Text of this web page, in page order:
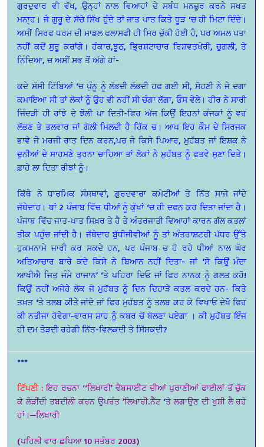
ਗੁਰਦੁਵਾਰ ਵੀ ਵੱਖ, ਉਨ੍ਹਾਂ ਨਾਲ ਵਿਆਹਾਂ ਦੇ ਸਬੰਧ ਮਨਜ਼ੂਰ ਕਰਨੇ ਸਖਤ
ਮਨਾ੍ਹ। ਜੇ ਗੁਰੂ ਦੇ ਸੱਚੇ ਸਿੱਖ ਹੁੰਦੇ ਤਾਂ ਜਾਤ ਪਾਤ ਕਿਤੇ ਧੂੜ ‘ਚ ਹੀ ਮਿਟਾ ਦਿੰਦੇ।
ਅਸੀਂ ਸਿਰਫ ਧਰਮ ਦੀ ਮਾਡਲ ਫਲਾਸਫੀ ਹੀ ਸਿਰ ਚੁੱਕੀ ਹੋਈ ਹੈ, ਪਰ ਅਮਲ ਪਤਾ
ਨਹੀਂ ਕਦੋਂ ਸੁਰੂ ਕਰਾਂਗੇ। ਹੰਕਾਰ,ਝੂਠ, ਭ੍ਰਿਸ਼ਟਾਚਾਰ ਰਿਸ਼ਵਤਖੋਰੀ, ਚੁਗਲੀ, ਤੇ
ਨਿੰਦਿਆ, ਚ ਅਸੀਂ ਸਭ ਤੋਂ ਅੱਗੇ ਹਾਂ-
ਕਦੇ ਸੱਸੀ ਟਿੱਬਿਆਂ ‘ਚ ਪੁੰਨੂ ਨੂੰ ਲੱਭਦੀ ਲੱਭਦੀ ਹਫ ਗਈ ਸੀ, ਸੋਹਣੀ ਨੇ ਜੇ ਦਗਾ
ਕਮਾਇਆ ਸੀ ਤਾਂ ਲੋਕਾਂ ਨੂੰ ਉਹ ਵੀ ਨਹੀਂ ਸੀ ਚੰਗਾ ਲੱਗਾ, ਓਸ ਵੇਲੇ। ਹੀਰ ਨੇ ਸਾਰੀ
ਜਿੰਦੜੀ ਹੀ ਰਾਂਝੇ ਦੇ ਝੋਲੀ ਪਾ ਦਿਤੀ-ਫਿਰ ਅੱਜ ਕਿਉਂ ਇਹਨਾਂ ਕੰਜਕਾਂ ਨੂੰ ਵਰ
ਲੱਭਣ ਤੇ ਤਲਵਾਰ ਜਾਂ ਗੋਲੀ ਮਿਲਦੀ ਹੈ ਹਿੱਕ ਚ। ਆਪ ਇਹ ਕੌਮ ਦੇ ਸਿਰਜਕ
ਭਾਵੇ ਜੋ ਮਰਜੀ ਰਾਤ ਦਿਨ ਕਰਨ,ਪਰ ਜੇ ਕਿਸੇ ਪਿਆਰ, ਮੁਹੱਬਤ ਜਾਂ ਇਸ਼ਕ ਨੇ
ਦੁਨੀਆਂ ਦੇ ਸਾਹਮਣੇ ਤੁਰਨਾ ਚਾਹਿਆ ਤਾਂ ਲੋਕਾਂ ਨੇ ਮੁਹੱਬਤ ਨੂੰ ਫਤਵੇ ਸੁਣਾ ਦਿਤੇ।
ਫ਼ਾਹੇ ਲਾ ਦਿਤਾ ਰੀਝਾਂ ਨੂੰ।
ਕਿੱਥੇ ਨੇ ਧਾਰਮਿਕ ਸੰਸਥਾਵਾਂ, ਗੁਰਦਵਾਰਾ ਕਮੇਟੀਆਂ ਤੇ ਨਿੱਤ ਸਾਜੇ ਜਾਂਦੇ
ਜੱਥੇਦਾਰ। ਥਾਂ 2 ਪੰਜਾਬ ਵਿੱਚ ਧੀਆਂ ਨੂੰ ਕੁੱਖਾਂ ‘ਚ ਹੀ ਦਫਨ ਕਰ ਦਿਤਾ ਜਾਂਦਾ ਹੈ।
ਪੰਜਾਬ ਵਿੱਚ ਜਾਤ-ਪਾਤ ਸਿਖ਼ਰ ਤੇ ਹੈ ਤੇ ਅੰਤਰਜਾਤੀ ਵਿਆਹਾਂ ਕਾਰਨ ਗੱਲ ਕਤਲਾਂ
ਤੀਕ ਪਹੁੰਚ ਜਾਂਦੀ ਹੈ। ਜੱਥੇਦਾਰ ਬੁੱਧੀਜੀਵੀਆਂ ਨੂੰ ਤਾਂ ਅੰਤਰਾਸ਼ਟਰੀ ਪੱਧਰ ਉੱਤੇ
ਹੁਕਮਨਾਮੇ ਜਾਰੀ ਕਰ ਸਕਦੇ ਹਨ, ਪਰ ਪੰਜਾਬ ਚ ਹੋ ਰਹੇ ਧੀਆਂ ਨਾਲ ਘੋਰ
ਅਤਿਆਚਾਰ ਬਾਰੇ ਕਦੇ ਕਿਸੇ ਨੇ ਬਿਆਨ ਨਹੀਂ ਦਿਤਾ- ਜਾਂ ‘ਸੋ ਕਿਉਂ ਮੰਦਾ
ਆਖੀਐ ਜਿਤੁ ਜੰਮੇ ਰਾਜਾਨ’ ‘ਤੇ ਪਹਿਰਾ ਦਿਓ ਜਾਂ ਫਿਰ ਨਾਨਕ ਨੂੰ ਗਲਤ ਕਹੋ!
ਕਿਉਂ ਨਹੀਂ ਅਜੇਹੇ ਲੋਕ ਜੋ ਮੁਹੱਬਤ ਨੂੰ ਦਿਨ ਦਿਹਾੜੇ ਕਤਲ ਕਰਦੇ ਹਨ- ਕਿਤੇ
ਤਖ਼ਤ ‘ਤੇ ਤਲਬ ਕੀਤੇੇ ਜਾਂਦੇ ਜਾਂ ਫਿਰ ਮੁਹੱਬਤ ਨੂੰ ਤਲਬ ਕਰ ਕੇ ਵਿਖਾਓ ਦੇਖੋ ਫਿਰ
ਕੀ ਨਤੀਜਾ ਹੋਵੇਗਾ-ਵਾਰਸ ਸ਼ਾਹ ਨੂੰ ਕਬਰ ਚੋਂ ਬੋਲਣਾ ਪਏਗਾ । ਕੀ ਮੁਹੱਬਤ ਇੰਜ
ਹੀ ਦਮ ਤੋੜਦੀ ਰਹੇਗੀ ਨਿੱਤ-ਵਿਲਕਦੀ ਤੇ ਸਿੱਸਕਦੀ?
***
ਟਿੱਪਣੀ : ਇਹ ਰਚਨਾ ‘‘ਲਿਖਾਰੀ’ ਵੈਬਸਾਈਟ ਦੀਆਂ ਪੁਰਾਣੀਆਂ ਫਾਈਲਾਂ ਤੋਂ ਚੁੱਕ
ਕੇ ਲੋੜੀਂਦੀ ਤਬਦੀਲੀ ਕਰਨ ਉਪਰੰਤ ’ਲਿਖਾਰੀ.ਨੈੱਟ ‘ਤੇ ਲਗਾਉਣ ਦੀ ਖੁਸ਼ੀ ਲੈ ਰਹੇ
ਹਾਂ।—ਲਿਖਾਰੀ
(ਪਹਿਲੀ ਵਾਰ ਛਪਿਆ 10 ਸਤੰਬਰ 2003)